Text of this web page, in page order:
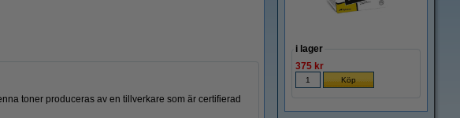
toner produceras av en tillverkare som är certifierad
i lager
375 kr